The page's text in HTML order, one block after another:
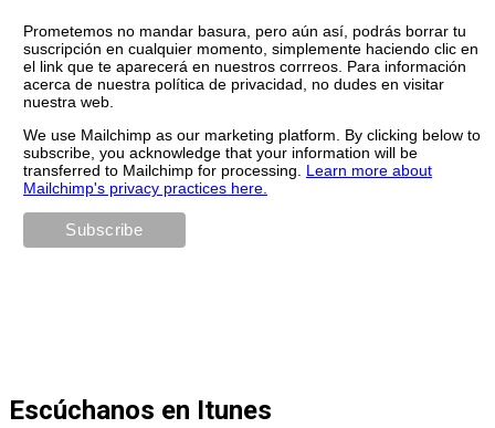
Prometemos no mandar basura, pero aún así, podrás borrar tu
suscripción en cualquier momento, simplemente haciendo clic en
el link que te aparecerá en nuestros corrreos. Para información
acerca de nuestra política de privacidad, no dudes en visitar
nuestra web.
We use Mailchimp as our marketing platform. By clicking below to
subscribe, you acknowledge that your information will be
transferred to Mailchimp for processing. Learn more about
Mailchimp's privacy practices here.
Escúchanos en Itunes